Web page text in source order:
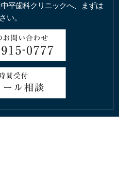
平歯科クリニックへ、まずは
い。